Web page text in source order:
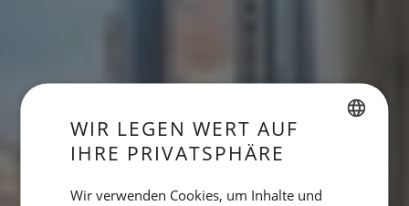
WIR LEGEN WERT AUF
IHRE PRIVATSPHÄRE
Wir verwenden Cookies, um Inhalte und